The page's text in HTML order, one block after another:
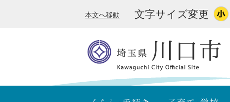
本文へ移動 文字サイズ変更